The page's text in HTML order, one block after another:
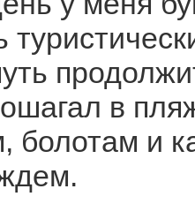
в
болотам и